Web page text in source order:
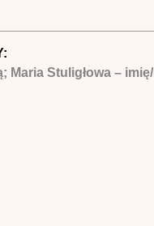
Maria Stuligłowa –